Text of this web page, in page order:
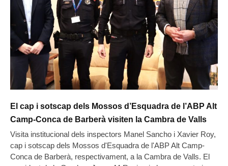
El cap i sotscap dels Mossos d’Esquadra de l’ABP Alt
Camp-Conca de Barberà visiten la Cambra de Valls
Visita institucional dels inspectors Manel Sancho i Xavier Roy,
cap i sotscap dels Mossos d'Esquadra de l'ABP Alt Camp-
Conca de Barberà, respectivament, a la Cambra de Valls. El